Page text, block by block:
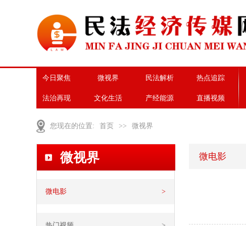
今日聚焦 微视界 民法解析 热点追踪
法治再现 文化生活 产经能源 直播视频
您现在的位置: 首页 >> 微视界
微视界
微电影 >
微电影